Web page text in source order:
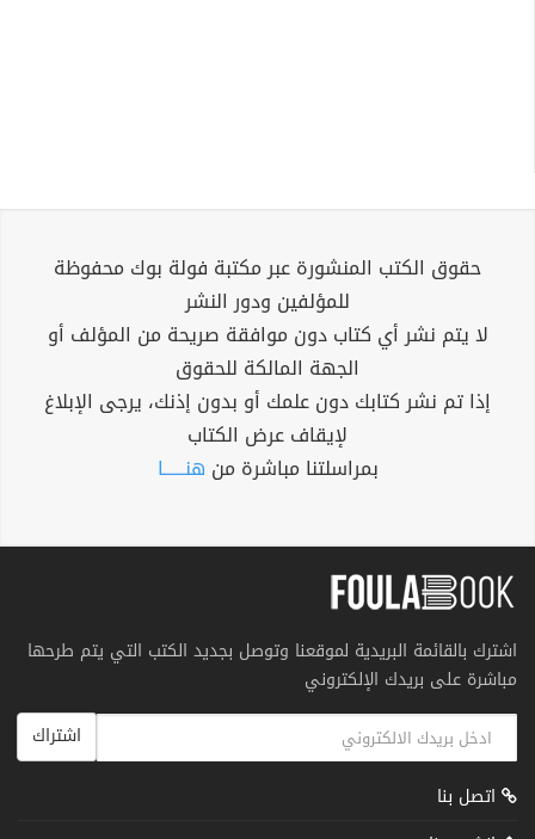
حقوق الكتب المنشورة عبر مكتبة فولة بوك محفوظة
للمؤلفين ودور النشر
لا يتم نشر أي كتاب دون موافقة صريحة من المؤلف أو
الجهة المالكة للحقوق
إذا تم نشر كتابك دون علمك أو بدون إذنك، يرجى الإبلاغ
لإيقاف عرض الكتاب
بمراسلتنا مباشرة من هنــــــا
اشترك بالقائمة البريدية لموقعنا وتوصل بجديد الكتب التي يتم طرحها
مباشرة على بريدك الإلكتروني
اشتراك
اتصل بنا